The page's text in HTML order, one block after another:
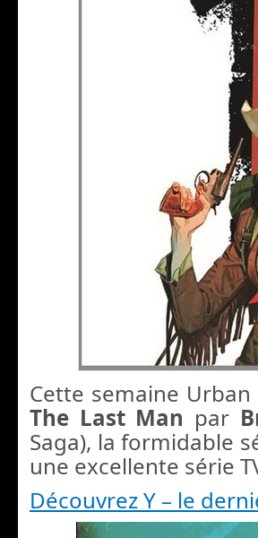
Cette semaine
The Last Man par
Saga), la formidable
une excellente série
Découvrez Y – le